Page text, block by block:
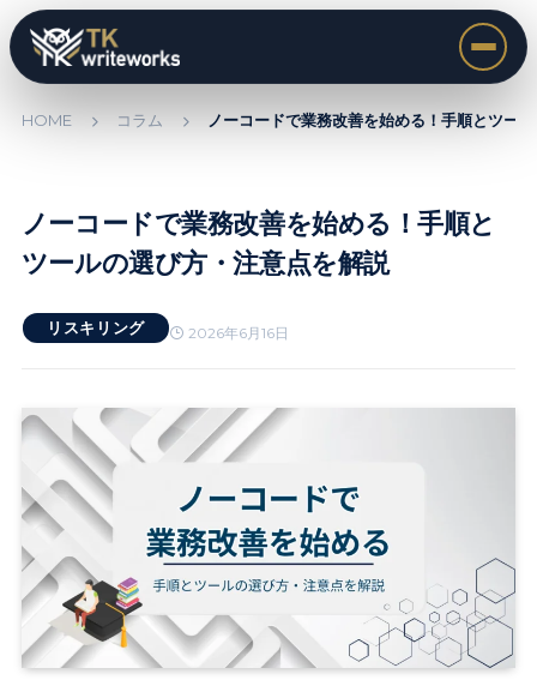
HOME コラム ノーコードで業務改善を始める！手順とツー
ノーコードで業務改善を始める！手順と
ツールの選び方・注意点を解説
リスキリング 2026年6月16日